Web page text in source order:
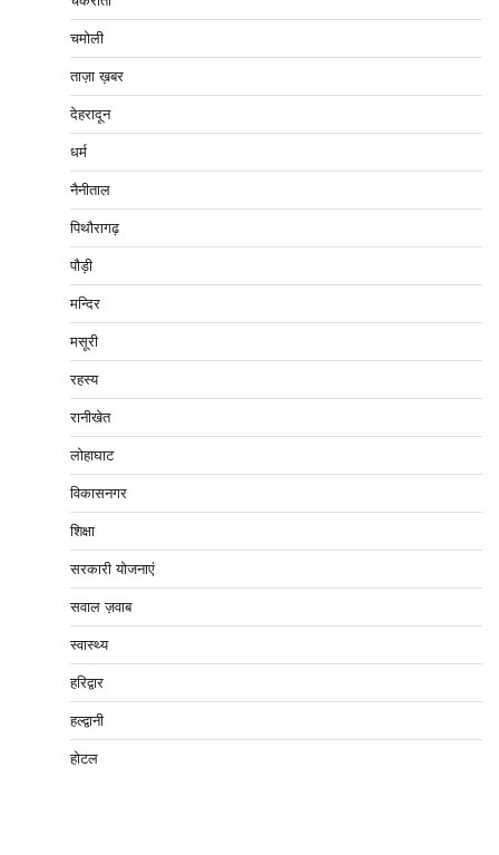
चमोली
ताज़ा ख़बर
देहरादून
धर्म
नैनीताल
पिथौरागढ़
पौड़ी
मन्दिर
मसूरी
रहस्य
रानीखेत
लोहाघाट
विकासनगर
शिक्षा
सरकारी योजनाएं
सवाल ज़वाब
स्वास्थ्य
हरिद्वार
हल्द्वानी
होटल